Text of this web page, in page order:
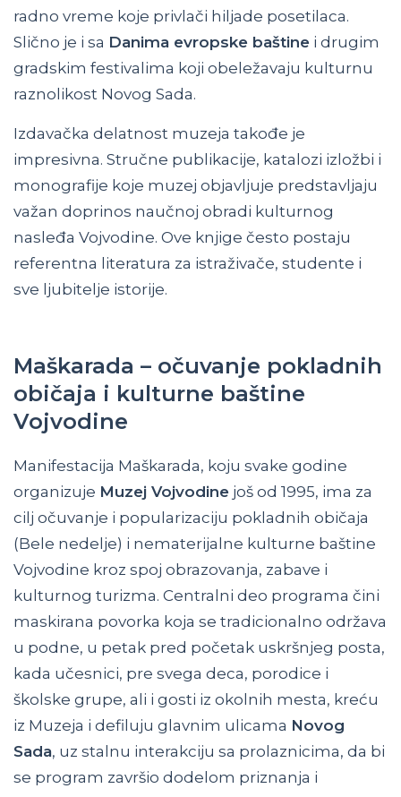
radno vreme koje privlači hiljade posetilaca.
Slično je i sa Danima evropske baštine i drugim
gradskim festivalima koji obeležavaju kulturnu
raznolikost Novog Sada.
Izdavačka delatnost muzeja takođe je
impresivna. Stručne publikacije, katalozi izložbi i
monografije koje muzej objavljuje predstavljaju
važan doprinos naučnoj obradi kulturnog
nasleđa Vojvodine. Ove knjige često postaju
referentna literatura za istraživače, studente i
sve ljubitelje istorije.
Maškarada – očuvanje pokladnih
običaja i kulturne baštine
Vojvodine
Manifestacija Maškarada, koju svake godine
organizuje Muzej Vojvodine još od 1995, ima za
cilj očuvanje i popularizaciju pokladnih običaja
(Bele nedelje) i nematerijalne kulturne baštine
Vojvodine kroz spoj obrazovanja, zabave i
kulturnog turizma. Centralni deo programa čini
maskirana povorka koja se tradicionalno održava
u podne, u petak pred početak uskršnjeg posta,
kada učesnici, pre svega deca, porodice i
školske grupe, ali i gosti iz okolnih mesta, kreću
iz Muzeja i defiluju glavnim ulicama Novog
Sada, uz stalnu interakciju sa prolaznicima, da bi
se program završio dodelom priznanja i